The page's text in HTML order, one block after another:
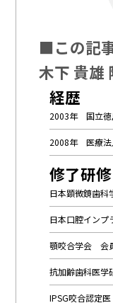
■この記
木下 貴雄
経歴
2003年 国立徳
2008年 医療
修了研
日本顕微鏡歯
日本口腔イン
顎咬合学会 会
抗加齢歯科医
IPSG咬合認定医